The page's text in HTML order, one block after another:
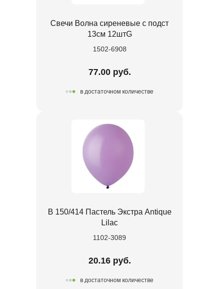
Свечи Волна сиреневые с подст
13см 12штG
1502-6908
77.00 руб.
в достаточном количестве
В 150/414 Пастель Экстра Antique
Lilac
1102-3089
20.16 руб.
в достаточном количестве